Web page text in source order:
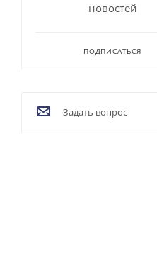
новостей
ПОДПИСАТЬСЯ
Задать вопрос